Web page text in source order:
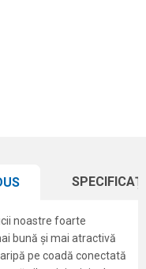
noastre foarte
bună și mai atractivă
pe coadă conectată